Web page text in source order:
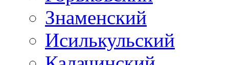
Знаменский
Исилькульский